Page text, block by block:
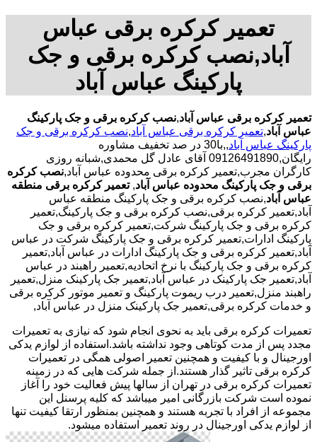
تعمیر کرکره برقی عباس
آباد,نصب کرکره برقی و جک
پارکینگ عباس آباد
تعمیر کرکره برقی عباس آباد,نصب کرکره برقی و جک پارکینگ
عباس آباد,تعمیر کرکره برقی عباس آباد,نصب کرکره برقی و جک
پارکینگ عباس آباد
,,با30 در صد تخفیف مشاوره
رایگان,09126491890 آقای عادل گل محمدی,شبانه روزی
کارگران مجرب,تعمیر کرکره برقی محدوده عباس آباد,نصب کرکره
برقی و جک پارکینگ محدوده عباس آباد, تعمیر کرکره برقی منطقه
عباس آباد,نصب کرکره برقی و جک پارکینگ منطقه عباس
آباد,تعمیر کرکره برقی,نصب کرکره برقی و جک پارکینگ,تعمیر
کرکره برقی و جک پارکینگ شرکت,تعمیر کرکره برقی و جک
پارکینگ ادارات,تعمیر کرکره برقی و جک پارکینگ شرکت در عباس
آباد,تعمیر کرکره برقی و جک پارکینگ ادارات در عباس آباد,تعمیر
کرکره برقی و جک پارکینگ با نرخ اتحادیه,تعمیر راهبند در عباس
آباد,تعمیر جک پارکینک در عباس آباد,تعمیر جک پارکینک منزل,تعمیر
راهبند منزل,تعمیر درب ریموت پارکینگ و تعمیر موتور کرکره برقی
و خدمات کرکره برقی,تعمیر جک پارکینک منزل در عباس آباد,
تعمیرات کرکره برقی باید به نحوی انجام شود که نیازی به تعمیرات
مجدد پس از مدت کوتاهی وجود نداشته باشد.استفاده از لوازم یدکی
اورجینال و با کیفیت و همچنین تعمیر اصولی همگی در تعمیرات
کرکره برقی تاثیر گذار هستند.از جمله شرکت هایی که در زمینه
تعمیرات کرکره برقی در تهران از سالها پیش فعالیت خود را آغاز
نموده است شرکت بازرگانی امیر میباشد که کلیه پرسنل این
مجموعه از افراد با تجربه هستند و همچنین بمنظور ارتقا کیفیت تنها
از لوازم یدکی اورجینال در روند تعمیر استفاده میشود.